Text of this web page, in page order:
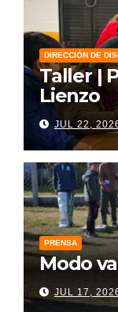
DIRECCIÓN DE
Taller |
Lienzo
JUL 22,
PRENSA
Modo
JUL 17,